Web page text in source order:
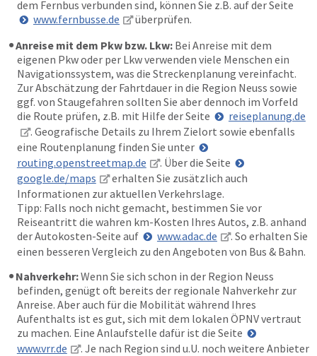
dem Fernbus verbunden sind, können Sie z.B. auf der Seite
www.fernbusse.de
überprüfen.
Anreise mit dem Pkw bzw. Lkw: Bei Anreise mit dem
eigenen Pkw oder per Lkw verwenden viele Menschen ein
Navigationssystem, was die Streckenplanung vereinfacht.
Zur Abschätzung der Fahrtdauer in die Region Neuss sowie
ggf. von Staugefahren sollten Sie aber dennoch im Vorfeld
die Route prüfen, z.B. mit Hilfe der Seite
reiseplanung.de
. Geografische Details zu Ihrem Zielort sowie ebenfalls
eine Routenplanung finden Sie unter
routing.openstreetmap.de
. Über die Seite
google.de/maps
erhalten Sie zusätzlich auch
Informationen zur aktuellen Verkehrslage.
Tipp: Falls noch nicht gemacht, bestimmen Sie vor
Reiseantritt die wahren km-Kosten Ihres Autos, z.B. anhand
der Autokosten-Seite auf
www.adac.de
. So erhalten Sie
einen besseren Vergleich zu den Angeboten von Bus & Bahn.
Nahverkehr:Wenn Sie sich schon in der Region Neuss
befinden, genügt oft bereits der regionale Nahverkehr zur
Anreise. Aber auch für die Mobilität während Ihres
Aufenthalts ist es gut, sich mit dem lokalen ÖPNV vertraut
zu machen. Eine Anlaufstelle dafür ist die Seite
www.vrr.de
. Je nach Region sind u.U. noch weitere Anbieter